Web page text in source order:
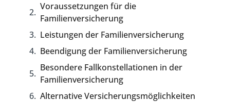
Voraussetzungen für die
Familienversicherung
Leistungen der Familienversicherung
Beendigung der Familienversicherung
Besondere Fallkonstellationen in der
Familienversicherung
Alternative Versicherungsmöglichkeiten